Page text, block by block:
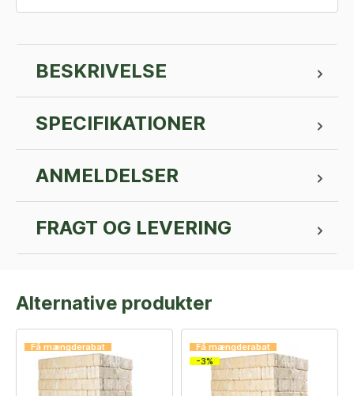
BESKRIVELSE
SPECIFIKATIONER
ANMELDELSER
FRAGT OG LEVERING
Alternative produkter
Få mængderabat
Få mængderabat
-3%